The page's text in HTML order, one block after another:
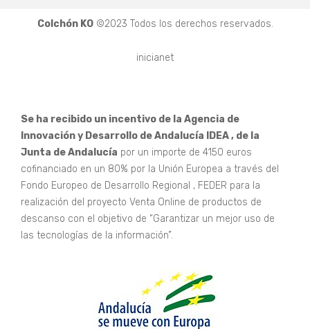
Colchón KO©2023 Todos los derechos reservados.
inicianet
Se ha recibido un incentivo de la Agencia de
Innovación y Desarrollo de Andalucía IDEA , de la
Junta de Andalucía por un importe de 4150 euros
cofinanciado en un 80% por la Unión Europea a través del
Fondo Europeo de Desarrollo Regional , FEDER para la
realización del proyecto Venta Online de productos de
descanso con el objetivo de “Garantizar un mejor uso de
las tecnologías de la información”.